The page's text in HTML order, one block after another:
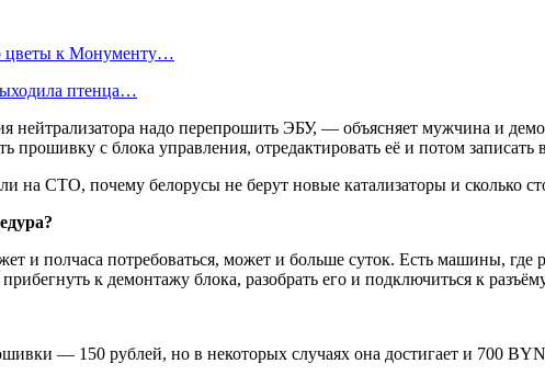
цветы к Монументу…
птенца…
нейтрализатора надо перепрошить ЭБУ, — объясняет мужчина и
с блока управления, отредактировать её и потом записать
и полчаса потребоваться, может и больше суток. Есть машины, где
к демонтажу блока, разобрать его и подключиться к
— 150 рублей, но в некоторых случаях она достигает и 700